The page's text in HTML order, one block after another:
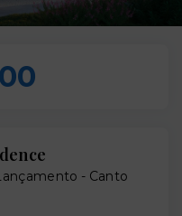
- Canto